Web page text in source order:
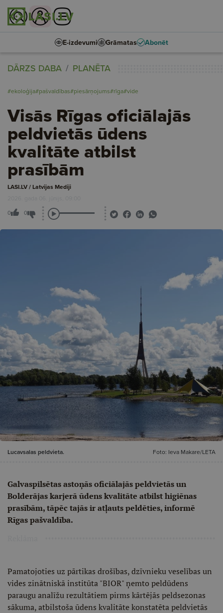
E-izdevumi Grāmatas Abonēt
DĀRZS DABA PLANĒTA
#ekoloģija#pašvaldības#piesārņojums#rīga#vide
Visās Rīgas oficiālajās
peldvietās ūdens
kvalitāte atbilst
prasībām
LASI.LV / Latvijas Mediji
2026. gada 06. jūnijs, 09:00
0 0
Lucavsalas peldvieta. Foto: Ieva Makare/LETA
Galvaspilsētas astoņās oficiālajās peldvietās un
Bolderājas karjerā ūdens kvalitāte atbilst higiēnas
prasībām, tāpēc tajās ir atļauts peldēties, informē
Rīgas pašvaldība.
Pamatojoties uz pārtikas drošības, dzīvnieku veselības un
vides zinātniskā institūta "BIOR" ņemto peldūdens
paraugu analīžu rezultātiem pirms kārtējās peldsezonas
sākuma, atbilstoša ūdens kvalitāte konstatēta peldvietās